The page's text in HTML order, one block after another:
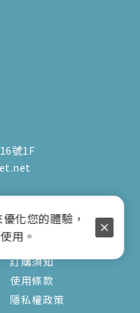
號1F
服務
訂購須知
使用條款
隱私權政策
化您的體驗，
用。